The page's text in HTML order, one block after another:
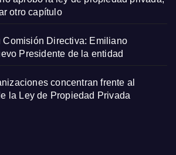
otro capítulo
Comisión Directiva: Emiliano
Presidente de la entidad
concentran frente al
la Ley de Propiedad Privada